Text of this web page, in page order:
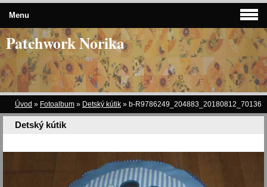
Patchwork Norika
Úvod » Fotoalbum » Detský kútik » b-R9786249_204883_20180812_70136
Detský kútik
Menu